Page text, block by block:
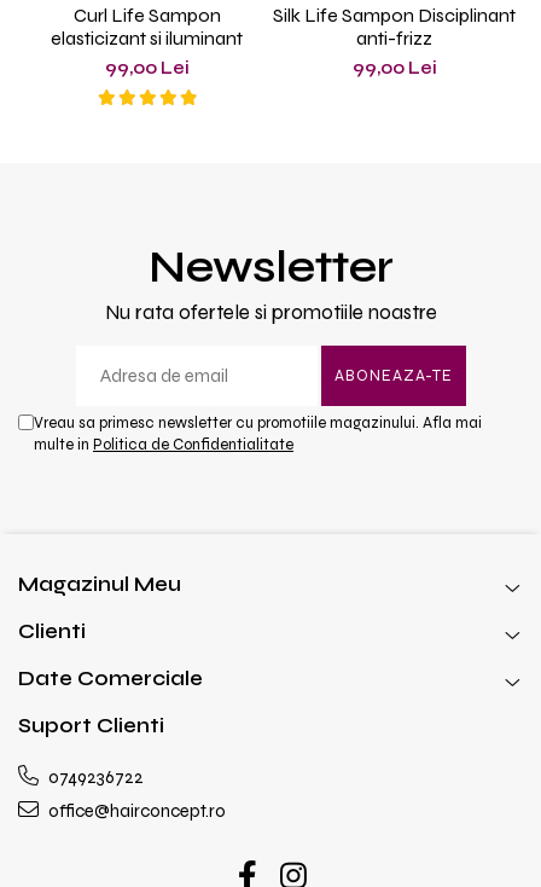
Curl Life Sampon
elasticizant si iluminant
99,00 Lei
Silk Life Sampon Disciplinant
anti-frizz
99,00 Lei
Newsletter
Nu rata ofertele si promotiile noastre
Vreau sa primesc newsletter cu promotiile magazinului. Afla mai
multe in Politica de Confidentialitate
Magazinul Meu
Clienti
Date Comerciale
Suport Clienti
0749236722
office@hairconcept.ro